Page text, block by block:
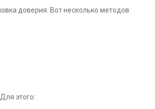
доверия. Вот несколько методов:
этого: